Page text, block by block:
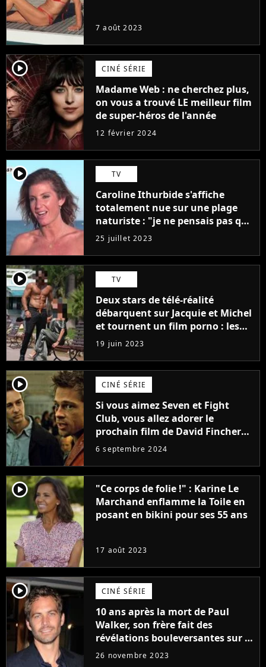
7 août 2023
player2 CINÉ SÉRIE
Madame Web : ne cherchez plus,
on vous a trouvé LE meilleur film
de super-héros de l'année
12 février 2024
player2 TV
Caroline Ithurbide s'affiche
totalement nue sur une plage
naturiste : "je ne pensais pas que
j'arriverais à le faire..."
25 juillet 2023
player2 TV
Deux stars de télé-réalité
débarquent sur Jacquie et Michel
et tournent un film porno : les
premières images du tournage
(exclu)
19 juin 2023
player2 CINÉ SÉRIE
Si vous aimez Seven et Fight
Club, vous allez adorer le
prochain film de David Fincher
avec lequel il se réinvente
complètement
6 septembre 2024
player2
"Ce corps de folie !" : Karine Le
Marchand enflamme la Toile en
posant en bikini pour ses 55 ans
17 août 2023
player2 CINÉ SÉRIE
10 ans après la mort de Paul
Walker, son frère fait des
révélations bouleversantes sur la
réaction des acteurs de Fast and
26 novembre 2023